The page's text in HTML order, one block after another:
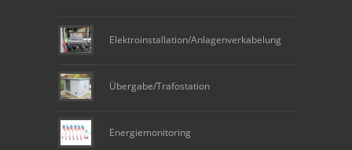
Elektroinstallation/Anlagenverkabelung
Übergabe/Trafostation
Energiemonitoring